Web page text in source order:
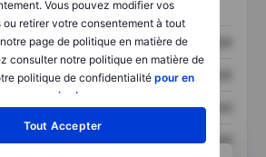
Vous pouvez modifier vos
ou retirer votre consentement à tout
page de politique en matière de
consulter notre politique en matière de
politique de confidentialité pour en
savoir plus
Tout Accepter
XXXXXXX XXXXXXX
XXXXXXX XXXXXXX
XXXXXXX XXXXXXX
XXXXXXX
XXXXXXX